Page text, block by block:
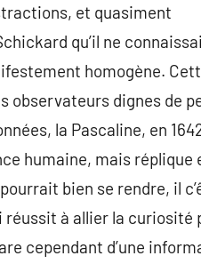
et quasiment
qu’il ne
homogène.
observateurs dignes de
la Pascaline, en
humaine, mais réplique
bien se rendre, il
à allier la curiosité
cependant d’une